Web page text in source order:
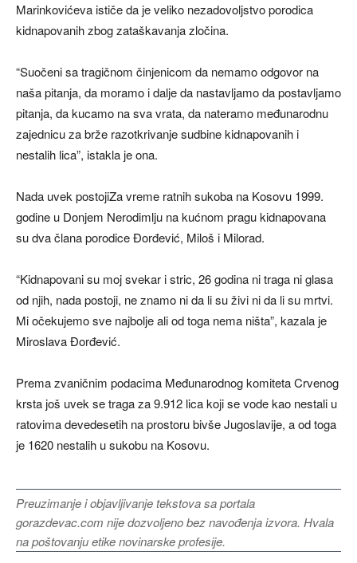
Marinkovićeva ističe da je veliko nezadovoljstvo porodica
kidnapovanih zbog zataškavanja zločina.
“Suočeni sa tragičnom činjenicom da nemamo odgovor na
naša pitanja, da moramo i dalje da nastavljamo da postavljamo
pitanja, da kucamo na sva vrata, da nateramo međunarodnu
zajednicu za brže razotkrivanje sudbine kidnapovanih i
nestalih lica”, istakla je ona.
Nada uvek postojiZa vreme ratnih sukoba na Kosovu 1999.
godine u Donjem Nerodimlju na kućnom pragu kidnapovana
su dva člana porodice Đorđević, Miloš i Milorad.
“Kidnapovani su moj svekar i stric, 26 godina ni traga ni glasa
od njih, nada postoji, ne znamo ni da li su živi ni da li su mrtvi.
Mi očekujemo sve najbolje ali od toga nema ništa”, kazala je
Miroslava Đorđević.
Prema zvaničnim podacima Međunarodnog komiteta Crvenog
krsta još uvek se traga za 9.912 lica koji se vode kao nestali u
ratovima devedesetih na prostoru bivše Jugoslavije, a od toga
je 1620 nestalih u sukobu na Kosovu.
Preuzimanje i objavljivanje tekstova sa portala
gorazdevac.com nije dozvoljeno bez navođenja izvora. Hvala
na poštovanju etike novinarske profesije.